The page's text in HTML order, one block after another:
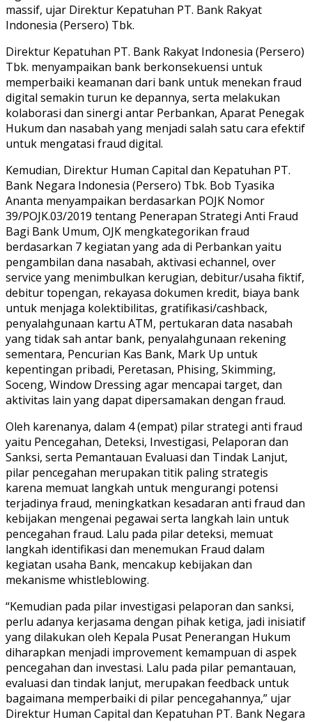
massif, ujar Direktur Kepatuhan PT. Bank Rakyat
Indonesia (Persero) Tbk.
Direktur Kepatuhan PT. Bank Rakyat Indonesia (Persero)
Tbk. menyampaikan bank berkonsekuensi untuk
memperbaiki keamanan dari bank untuk menekan fraud
digital semakin turun ke depannya, serta melakukan
kolaborasi dan sinergi antar Perbankan, Aparat Penegak
Hukum dan nasabah yang menjadi salah satu cara efektif
untuk mengatasi fraud digital.
Kemudian, Direktur Human Capital dan Kepatuhan PT.
Bank Negara Indonesia (Persero) Tbk. Bob Tyasika
Ananta menyampaikan berdasarkan POJK Nomor
39/POJK.03/2019 tentang Penerapan Strategi Anti Fraud
Bagi Bank Umum, OJK mengkategorikan fraud
berdasarkan 7 kegiatan yang ada di Perbankan yaitu
pengambilan dana nasabah, aktivasi echannel, over
service yang menimbulkan kerugian, debitur/usaha fiktif,
debitur topengan, rekayasa dokumen kredit, biaya bank
untuk menjaga kolektibilitas, gratifikasi/cashback,
penyalahgunaan kartu ATM, pertukaran data nasabah
yang tidak sah antar bank, penyalahgunaan rekening
sementara, Pencurian Kas Bank, Mark Up untuk
kepentingan pribadi, Peretasan, Phising, Skimming,
Soceng, Window Dressing agar mencapai target, dan
aktivitas lain yang dapat dipersamakan dengan fraud.
Oleh karenanya, dalam 4 (empat) pilar strategi anti fraud
yaitu Pencegahan, Deteksi, Investigasi, Pelaporan dan
Sanksi, serta Pemantauan Evaluasi dan Tindak Lanjut,
pilar pencegahan merupakan titik paling strategis
karena memuat langkah untuk mengurangi potensi
terjadinya fraud, meningkatkan kesadaran anti fraud dan
kebijakan mengenai pegawai serta langkah lain untuk
pencegahan fraud. Lalu pada pilar deteksi, memuat
langkah identifikasi dan menemukan Fraud dalam
kegiatan usaha Bank, mencakup kebijakan dan
mekanisme whistleblowing.
“Kemudian pada pilar investigasi pelaporan dan sanksi,
perlu adanya kerjasama dengan pihak ketiga, jadi inisiatif
yang dilakukan oleh Kepala Pusat Penerangan Hukum
diharapkan menjadi improvement kemampuan di aspek
pencegahan dan investasi. Lalu pada pilar pemantauan,
evaluasi dan tindak lanjut, merupakan feedback untuk
bagaimana memperbaiki di pilar pencegahannya,” ujar
Direktur Human Capital dan Kepatuhan PT. Bank Negara